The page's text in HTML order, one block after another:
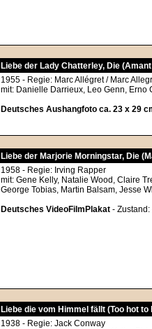
Liebe der Lady Chatterley, Die
1955 - Regie: Marc Allégret / Marc
mit: Danielle Darrieux, Leo Genn, Erno
Deutsches Aushangfoto ca. 23 x 29
Liebe der Marjorie Morningstar, Die
1958 - Regie: Irving Rapper
mit: Gene Kelly, Natalie Wood, Claire
George Tobias, Martin Balsam, Jesse
Deutsches VideoFilmPlakat -
Liebe die vom Himmel fällt (Too hot to
1938 - Regie: Jack Conway